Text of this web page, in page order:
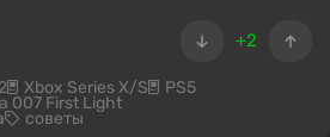
+2
Xbox Series X/S PS5
007 First Light
советы